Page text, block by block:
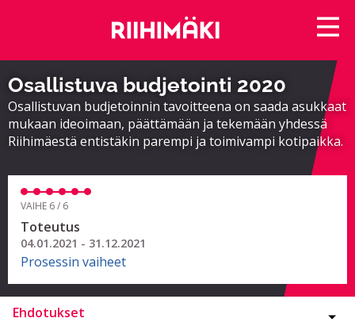
Osallistuva budjetointi 2020
Osallistuvan budjetoinnin tavoitteena on saada asukkaat
mukaan ideoimaan, päättämään ja tekemään yhdessä
Riihimäestä entistäkin parempi ja toimivampi kotipaikka.
VAIHE 6 / 6
Toteutus
04.01.2021 - 31.12.2021
Prosessin vaiheet
Ehdotukset